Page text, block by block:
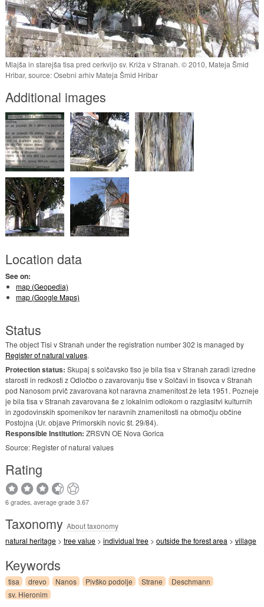
Mlajša in starejša tisa pred cerkvijo sv. Križa v Stranah. © 2010, Mateja Šmid
Hribar, source: Osebni arhiv Mateja Šmid Hribar
Additional images
Location data
See on:
map (Geopedia)
map (Google Maps)
Status
The object Tisi v Stranah under the registration number 302 is managed by
Register of natural values.
Protection status: Skupaj s solčavsko tiso je bila tisa v Stranah zaradi izredne
starosti in redkosti z Odločbo o zavarovanju tise v Solčavi in tisovca v Stranah
pod Nanosom prvič zavarovana kot naravna znamenitost že leta 1951. Pozneje
je bila tisa v Stranah zavarovana še z lokalnim odlokom o razglasitvi kulturnih
in zgodovinskih spomenikov ter naravnih znamenitosti na območju občine
Postojna (Ur. objave Primorskih novic št. 29/84).
Responsible Institution: ZRSVN OE Nova Gorica
Source: Register of natural values
Rating
6 grades, average grade 3.67
Taxonomy About taxonomy
natural heritage> tree value> individual tree> outside the forest area > village
Keywords
tisa drevo Nanos Pivško podolje Strane
Deschmann
sv. Hieronim